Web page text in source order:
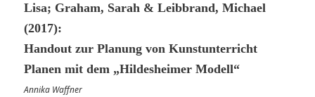
Lisa; Graham, Sarah & Leibbrand, Michael
(2017):
Handout zur Planung von Kunstunterricht
Planen mit dem „Hildesheimer Modell“
Annika Waffner